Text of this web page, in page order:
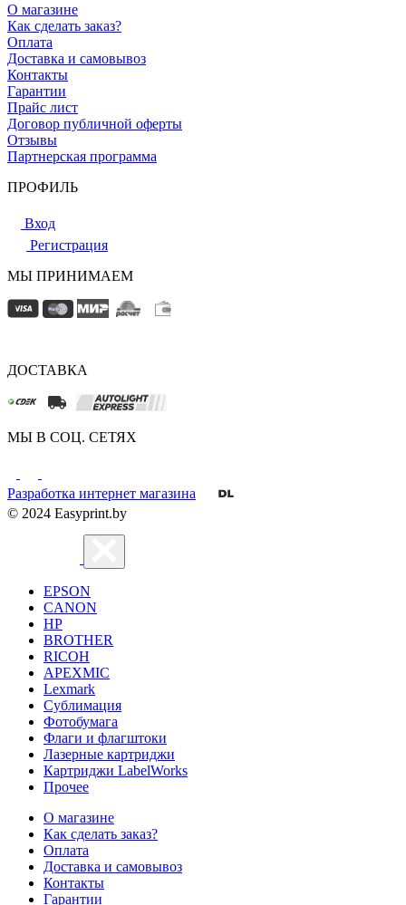
О магазине
Как сделать заказ?
Оплата
Доставка и самовывоз
Контакты
Гарантии
Прайс лист
Договор публичной оферты
Отзывы
Партнерская программа
ПРОФИЛЬ
Вход
Регистрация
МЫ ПРИНИМАЕМ
ДОСТАВКА
МЫ В СОЦ. СЕТЯХ
Разработка интернет магазина
© 2024 Easyprint.by
EPSON
CANON
HP
BROTHER
RICOH
APEXMIC
Lexmark
Сублимация
Фотобумага
Флаги и флагштоки
Лазерные картриджи
Картриджи LabelWorks
Прочее
О магазине
Как сделать заказ?
Оплата
Доставка и самовывоз
Контакты
Гарантии